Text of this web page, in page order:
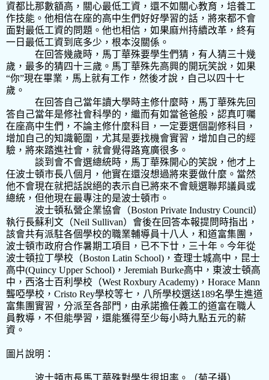
資都比那數額高，關心最低工資，還不如關心教育，培養工
作技能。他相信在座的高中生們好好學習的話，將來都不會
面對最低工資的問題。他也相信，如果麻州持續改革，終有
一日最低工資到底多少，根本沒關係。
在回答幾歲時，馬丁華殊要學生們猜，有人猜三十幾
歲，最多的猜四十三歲。馬丁華殊先高興的開玩笑說，如果
“你”現在畢業，馬上就有工作，然後才說，自己以四十七
歲。
在回答自己當年讀大學時主修什麼時，馬丁華殊先回
答自己當年是修社會科學的，繼而有如當爸爸般，認真叮囑
在座高中生們，不論主修什麼科目，一定要選個副修科目，
增加自己的知識範圍，尤其是要找機會實習，增加自己的經
驗，將來踏進社會，就會覺得路寬廣很多。
談到會不會選總統時，馬丁華殊開心的笑說，他才上
任波士頓市長八個月，他實在還沒想過將來要做什麼。當然
他不會現在就把話說絕的表示自已將來不會競選聯邦議員或
總統，但他現在最專注的是波士頓市。
波士頓私營企業協會（Boston Private Industry Council）
執行長蘇利文（Neil Sullivan）會後在回答本報提問時指出，
該會共有派駐各個學校的職業輔導員十八人，和道富集團，
波士頓市政府合作暑期工項目，已不下廿，三十年。今年從
波士頓拉丁學校（Boston Latin School) ，查理士城高中，昆士
高中(Quincy Upper School) ， Jeremiah Burke高中，東波士頓高
中，西洛士百利學校（West Roxbury Academy) ， Horace Mann
聾啞學校， Cristo Rey學校等七，八所學校選送189名學生進道
富集團實習，分派至各部門，由承諾擔任義工的道富在職人
員教導，不但能學習，還能獲得至少每小時九點五元的薪
資。
圖片說明：
波士頓市長馬丁華殊對學生很坦率。（菊子攝）